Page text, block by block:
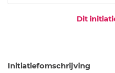
Dit
Initiatiefomschrijving